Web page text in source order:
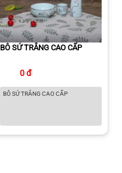
BÔ SỨ TRẮNG CAO CẤP
0 đ
BÔ SỨ TRẮNG CAO CẤP